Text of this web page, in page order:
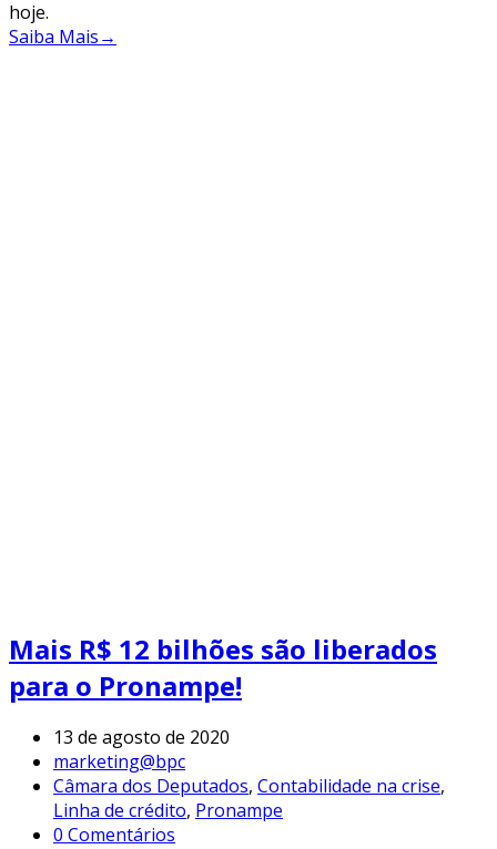
hoje.
Saiba Mais→
Mais R$ 12 bilhões são liberados
para o Pronampe!
13 de agosto de 2020
marketing@bpc
Câmara dos Deputados, Contabilidade na crise,
Linha de crédito, Pronampe
0 Comentários